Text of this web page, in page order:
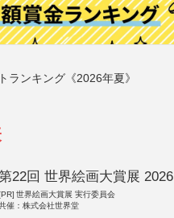
ランキング《2026年夏》
22回 世界絵画大賞展 2026
世界絵画大賞展 実行委員会
催：株式会社世界堂